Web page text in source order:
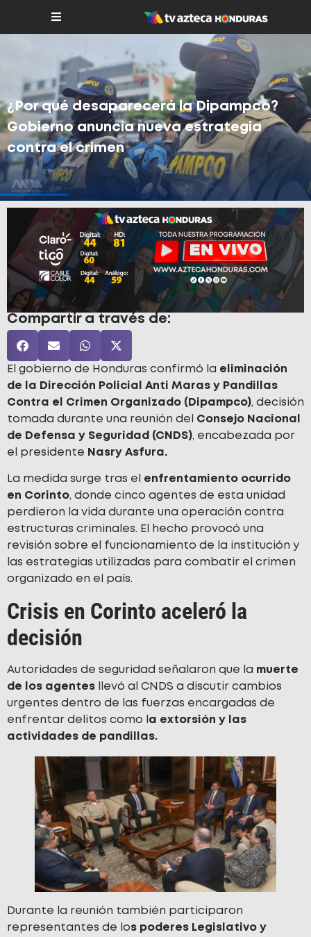
¿Por qué desaparecerá la Dipampco?
Gobierno anuncia nueva estrategia
contra el crimen
Compartir a través de:
El gobierno de Honduras confirmó la eliminación
de la Dirección Policial Anti Maras y Pandillas
Contra el Crimen Organizado (Dipampco), decisión
tomada durante una reunión del Consejo Nacional
de Defensa y Seguridad (CNDS), encabezada por
el presidente Nasry Asfura.
La medida surge tras el
enfrentamiento ocurrido
en Corinto, donde cinco agentes de esta unidad
perdieron la vida durante una operación contra
estructuras criminales. El hecho provocó una
revisión sobre el funcionamiento de la institución y
las estrategias utilizadas para combatir el crimen
organizado en el país.
Crisis en Corinto aceleró la
decisión
Autoridades de seguridad señalaron que la muerte
de los agentes llevó al CNDS a discutir cambios
urgentes dentro de las fuerzas encargadas de
enfrentar delitos como l a extorsión y las
actividades de pandillas.
Durante la reunión también participaron
representantes de los poderes Legislativo y